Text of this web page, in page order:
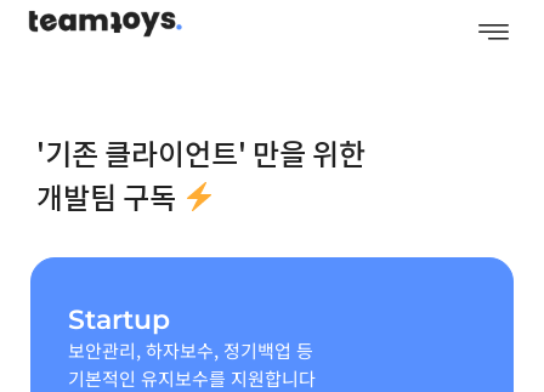
'기존 클라이언트' 만을 위한
개발팀 구독
Startup
보안관리, 하자보수, 정기백업 등
기본적인 유지보수를 지원합니다